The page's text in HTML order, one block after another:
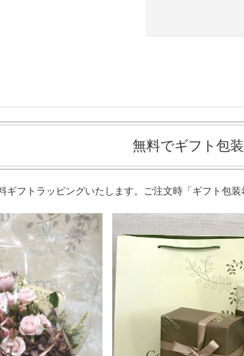
無料でギフト包
ギフトラッピングいたします。ご注文時「ギフト包装